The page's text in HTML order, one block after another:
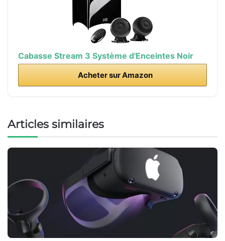
Cabasse Stream 3 Système d'Enceintes Noir
Acheter sur Amazon
Articles similaires